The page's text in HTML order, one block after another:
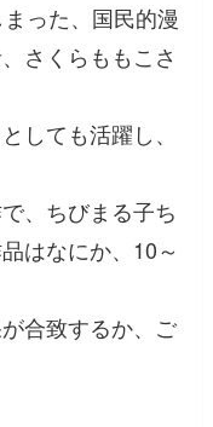
った、国民的漫
さくらももこさ
しても活躍し、
、ちびまる子ち
はなにか、10～
合致するか、ご